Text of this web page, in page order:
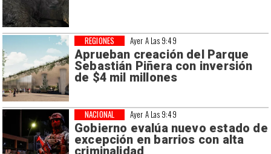
Ayer A Las 9:49
Aprueban creación del Parque
Sebastián Piñera con inversión
de $4 mil millones
REGIONES
Ayer A Las 9:49
Gobierno evalúa nuevo estado de
excepción en barrios con alta
NACIONAL